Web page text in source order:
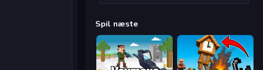
Spil næste